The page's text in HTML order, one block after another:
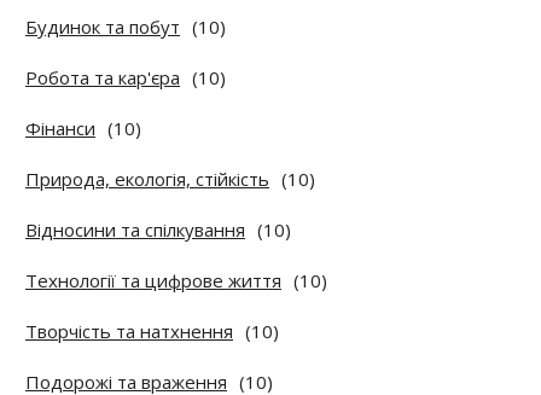
Будинок та побут (10)
Робота та кар'єра (10)
Фінанси (10)
Природа, екологія, стійкість (10)
Відносини та спілкування (10)
Технології та цифрове життя (10)
Творчість та натхнення (10)
Подорожі та враження (10)